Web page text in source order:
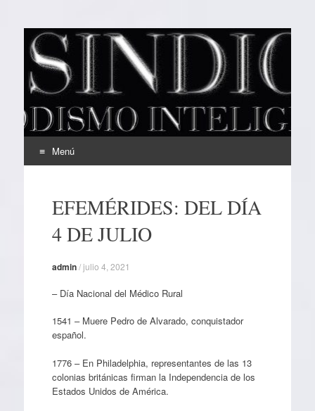
EL SINDICAL
Periodismo Inteligente
Menú
contenidoEFEMÉRIDES: DEL DÍA
4 DE JULIO
admin/julio 4, 2021
– Día Nacional del Médico Rural
1541 – Muere Pedro de Alvarado, conquistador
español.
1776 – En Philadelphia, representantes de las 13
colonias británicas firman la Independencia de los
Estados Unidos de América.